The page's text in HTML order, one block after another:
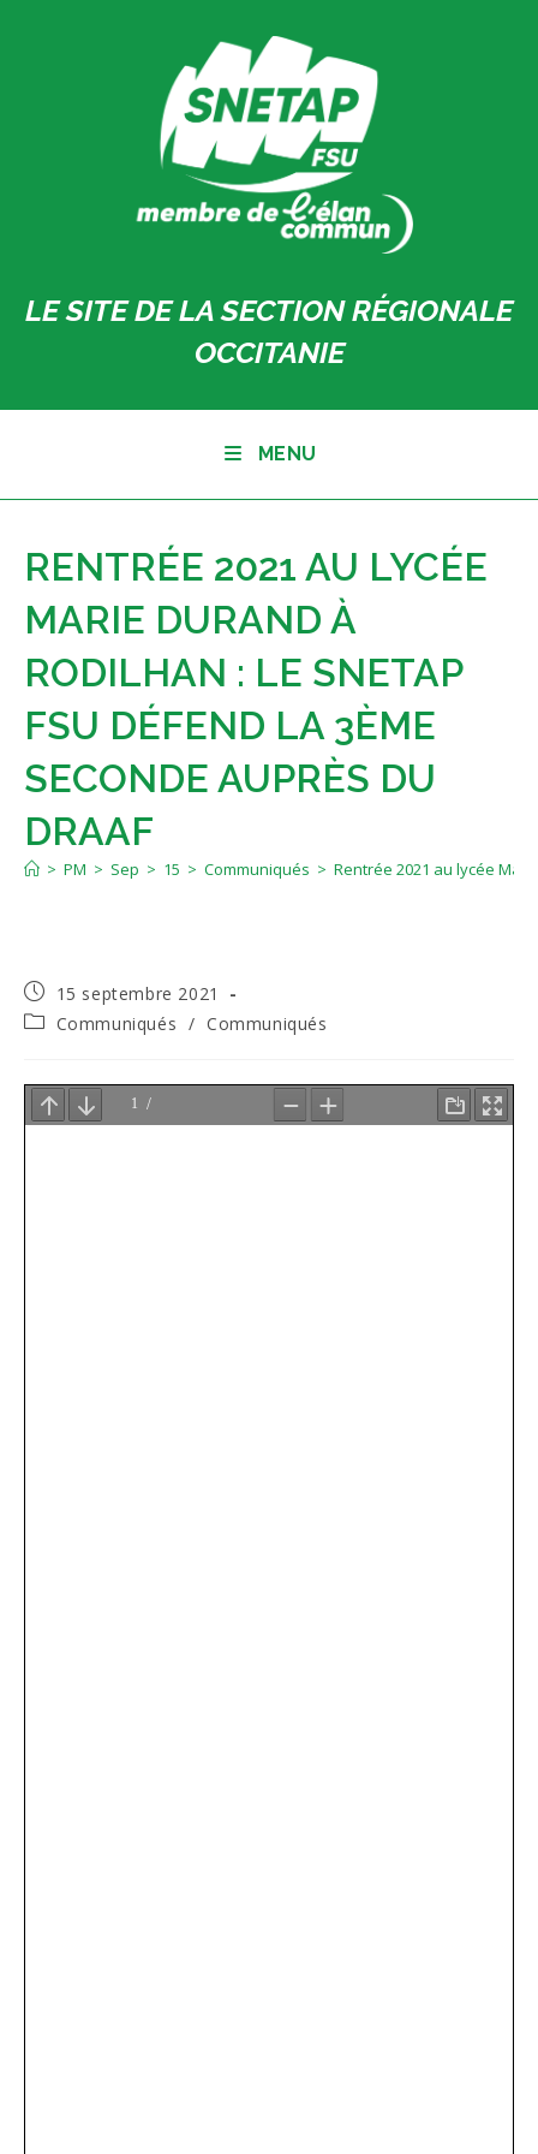
LE SITE DE LA SECTION RÉGIONALE
OCCITANIE
MENU
RENTRÉE 2021 AU LYCÉE
MARIE DURAND À
RODILHAN : LE SNETAP
FSU DÉFEND LA 3ÈME
SECONDE AUPRÈS DU
DRAAF
> PM > Sep > 15 > Communiqués > Rentrée 2021 au lycée
Publication
publiée :
15 septembre 2021
PostCommuniqués / Communiqués